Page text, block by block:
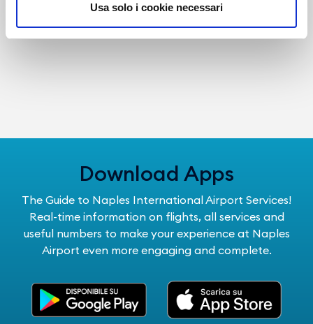
Usa solo i cookie necessari
Bar e Ristoranti
Download Apps
The Guide to Naples International Airport Services!
Real-time information on flights, all services and
useful numbers to make your experience at Naples
Airport even more engaging and complete.